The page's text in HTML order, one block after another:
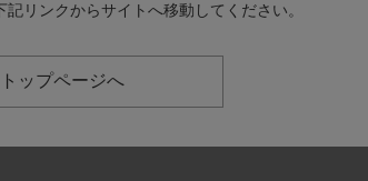
リンクからサイトへ移動してください。
トップページへ